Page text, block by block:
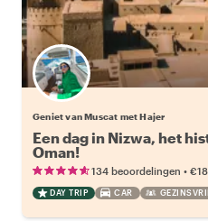
Geniet van Muscat met Hajer
Een dag in Nizwa, het
Oman!
134 beoordelingen •
DAY TRIP CAR